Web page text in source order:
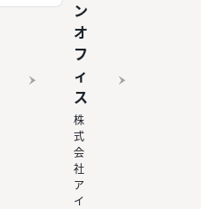
ン
オ
フ
ィ
ス
株
式
会
社
ア
イ